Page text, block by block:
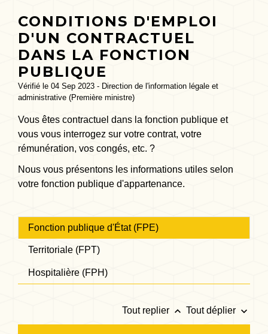
CONDITIONS D'EMPLOI
D'UN CONTRACTUEL
DANS LA FONCTION
PUBLIQUE
Vérifié le 04 Sep 2023 - Direction de l'information légale et
administrative (Première ministre)
Vous êtes contractuel dans la fonction publique et
vous vous interrogez sur votre contrat, votre
rémunération, vos congés, etc. ?
Nous vous présentons les informations utiles selon
votre fonction publique d'appartenance.
Fonction publique d'État (FPE)
Territoriale (FPT)
Hospitalière (FPH)
Tout replier keyboard_arrow_up Tout déplier keyboard_arrow_down